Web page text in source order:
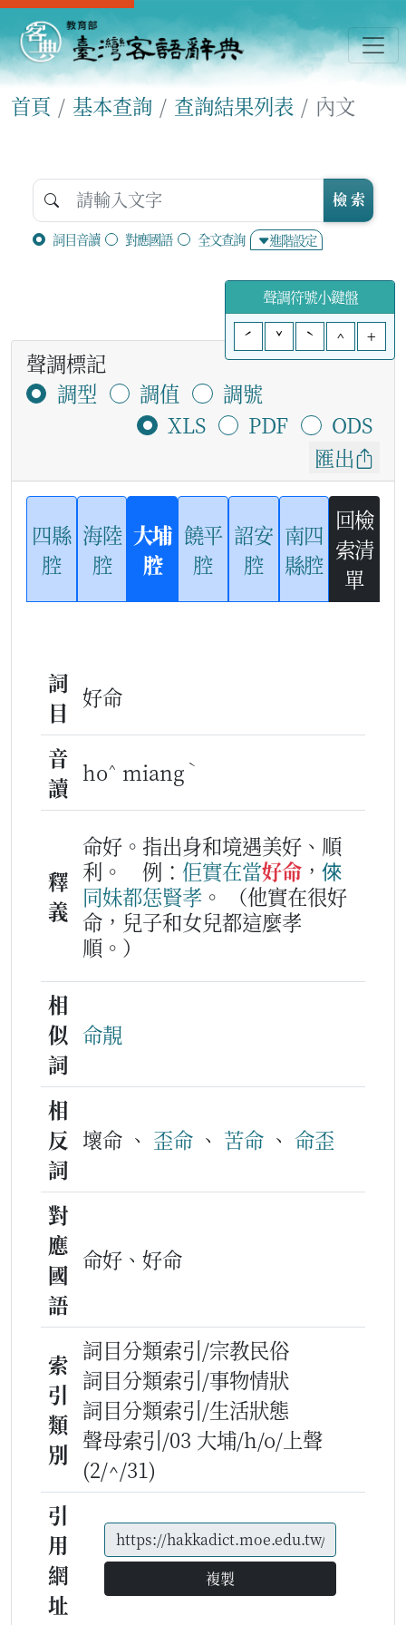
首頁 基本查詢 查詢結果列表 內文
詞目音讀 對應國語 全文查詢 進階設定
檢 索
聲調符號小鍵盤
ˊ
ˇ ˋ ^ +
聲調標記
調型
調值
調號
XLS
PDF
ODS
匯出
四縣
腔
海陸
腔
大埔
腔
饒平
腔
詔安
腔
南四
縣腔
回檢
索清
單
詞
目
好命
音
讀
ho^ miang ˋ
釋
義
命好。指出身和境遇美好、順
利。
例： 佢實在當好命 ， 倈
同妹都恁賢孝 。
（他實在很好
命，兒子和女兒都這麼孝
順。）
相
似
詞
命靚
相
反
詞
壞命 、 歪命 、 苦命 、 命歪
對
應
國
語
命好、好命
索
引
類
別
詞目分類索引/宗教民俗
詞目分類索引/事物情狀
詞目分類索引/生活狀態
聲母索引/03 大埔/h/o/上聲
(2/^/31)
引
用
網
址
複製